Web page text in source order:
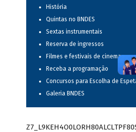
História
Quintas no BNDES
Sextas instrumentais
Reserva de ingressos
Filmes e festivais de cinema
Receba a programação
Concursos para Escolha de
Galeria BNDES